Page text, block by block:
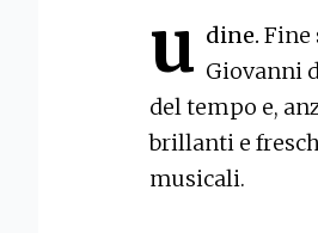
u dine. Fine
Giovanni
del tempo e,
brillanti e
musicali.